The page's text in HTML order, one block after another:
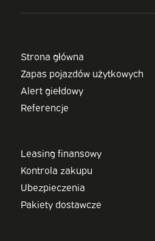
Strona główna
Zapas pojazdów użytkowych
Alert giełdowy
Referencje
Leasing finansowy
Kontrola zakupu
Ubezpieczenia
Pakiety dostawcze